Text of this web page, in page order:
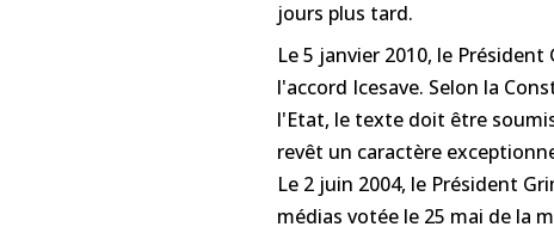
jours plus tard.
Le 5 janvier 2010, le
l'accord Icesave. Selon la
l'Etat, le texte doit être
revêt un caractère
Le 2 juin 2004, le Président
médias votée le 25 mai de la